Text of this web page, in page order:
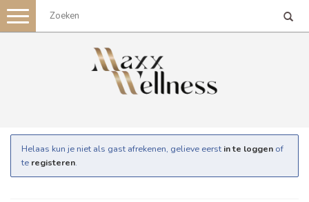
Toggle
navigation
Helaas kun je niet als gast afrekenen, gelieve eerst in te loggen of
te registeren.